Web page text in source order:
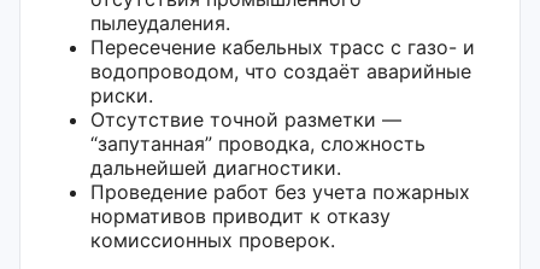
пылеудаления.
Пересечение кабельных трасс с газо- и
водопроводом, что создаёт аварийные
риски.
Отсутствие точной разметки —
“запутанная” проводка, сложность
дальнейшей диагностики.
Проведение работ без учета пожарных
нормативов приводит к отказу
комиссионных проверок.